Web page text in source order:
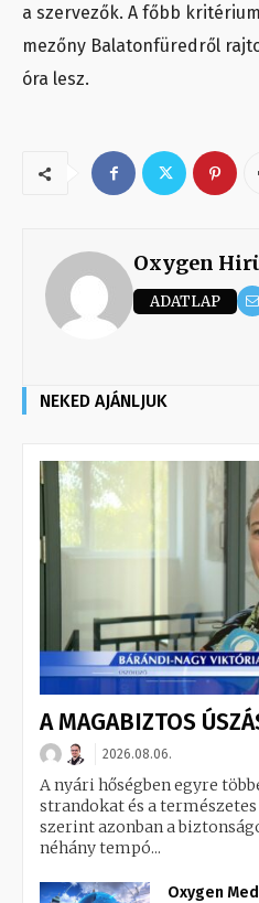
a szervezők. A főbb
mezőny Balatonfüredről
óra lesz.
Oxygen
ADATLAP
NEKED AJÁNLJUK
A MAGABIZTOS
2026.08.06.
A nyári hőségben egyre
strandokat és a
szerint azonban a
néhány tempó...
Oxygen